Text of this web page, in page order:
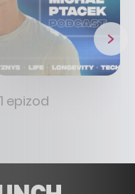
epizod